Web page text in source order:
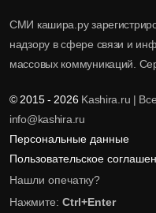
СМИ кашира.ру
надзору в сфере связи и
массовых коммуникаций.
© 2015 - 2026Kashira.ru |
info@kashira.ru
Персональные данные
Пользовательское
Нашли опечатку?
Нажмите: Ctrl+Enter